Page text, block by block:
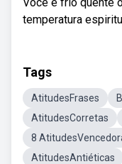
temperatura
Tags
AtitudesFrases
AtitudesCorretas
8
AtitudesAntiéticas